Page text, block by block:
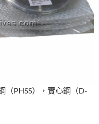
（PHSS），實心鋼（D-